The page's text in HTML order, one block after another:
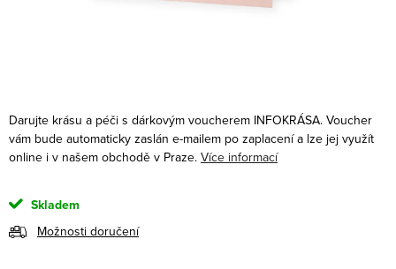
Darujte krásu a péči s dárkovým voucherem INFOKRÁSA. Voucher
vám bude automaticky zaslán e-mailem po zaplacení a lze jej využít
online i v našem obchodě v Praze. Více informací
Skladem
Možnosti doručení